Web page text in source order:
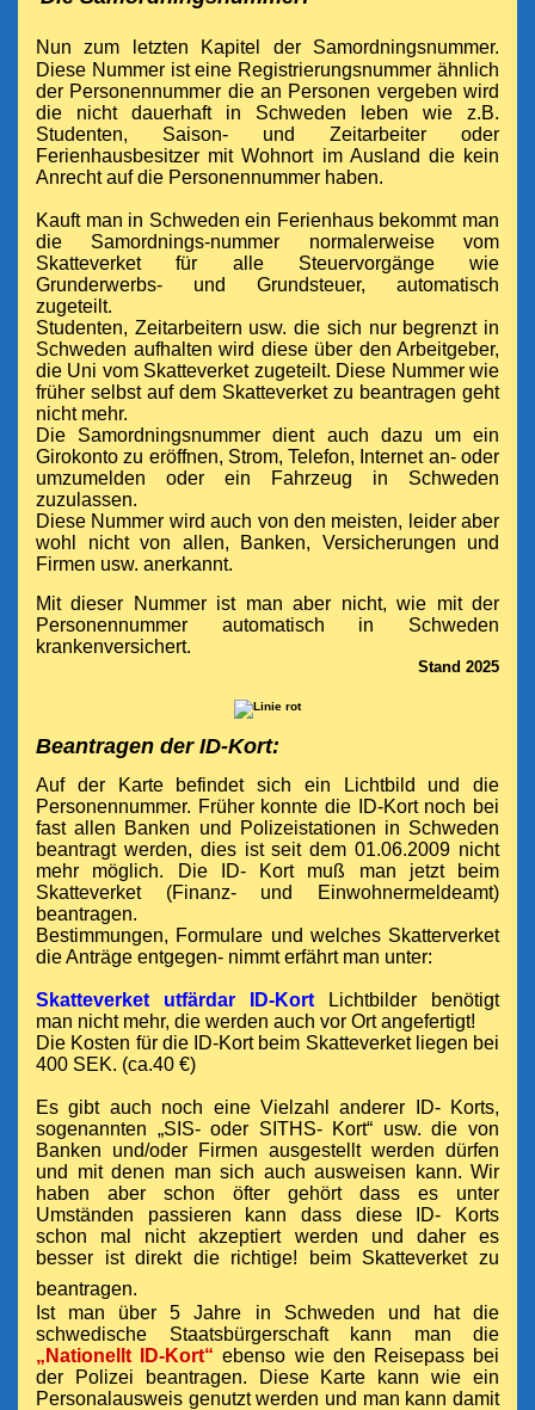
Nun zum letzten Kapitel der Samordningsnummer.
Diese Nummer ist eine Registrierungsnummer ähnlich
der Personennummer die an Personen vergeben wird
die nicht dauerhaft in Schweden leben wie z.B.
Studenten, Saison- und Zeitarbeiter oder
Ferienhausbesitzer mit Wohnort im Ausland die kein
Anrecht auf die Personennummer haben.
Kauft man in Schweden ein Ferienhaus bekommt man
die Samordnings-nummer normalerweise vom
Skatteverket für alle Steuervorgänge wie
Grunderwerbs- und Grundsteuer, automatisch
zugeteilt.
Studenten, Zeitarbeitern usw. die sich nur begrenzt in
Schweden aufhalten wird diese über den Arbeitgeber,
die Uni vom Skatteverket zugeteilt. Diese Nummer wie
früher selbst auf dem Skatteverket zu beantragen geht
nicht mehr.
Die Samordningsnummer dient auch dazu um ein
Girokonto zu eröffnen, Strom, Telefon, Internet an- oder
umzumelden oder ein Fahrzeug in Schweden
zuzulassen.
Diese Nummer wird auch von den meisten, leider aber
wohl nicht von allen, Banken, Versicherungen und
Firmen usw. anerkannt.
Mit dieser Nummer ist man aber nicht, wie mit der
Personennummer automatisch in Schweden
krankenversichert.
Stand 2025
Beantragen der ID-Kort:
Auf der Karte befindet sich ein Lichtbild und die
Personennummer. Früher konnte die ID-Kort noch bei
fast allen Banken und Polizeistationen in Schweden
beantragt werden, dies ist seit dem 01.06.2009 nicht
mehr möglich. Die ID- Kort muß man jetzt beim
Skatteverket (Finanz- und Einwohnermeldeamt)
beantragen.
Bestimmungen, Formulare und welches Skatterverket
die Anträge entgegen- nimmt erfährt man unter:
Skatteverket utfärdar ID-Kort Lichtbilder benötigt
man nicht mehr, die werden auch vor Ort angefertigt!
Die Kosten für die ID-Kort beim Skatteverket liegen bei
400 SEK. (ca.40 €)
Es gibt auch noch eine Vielzahl anderer ID- Korts,
sogenannten „SIS- oder SITHS- Kort“ usw. die von
Banken und/oder Firmen ausgestellt werden dürfen
und mit denen man sich auch ausweisen kann. Wir
haben aber schon öfter gehört dass es unter
Umständen passieren kann dass diese ID- Korts
schon mal nicht akzeptiert werden und daher es
besser ist direkt die richtige! beim Skatteverket zu
beantragen.
Ist man über 5 Jahre in Schweden und hat die
schwedische Staatsbürgerschaft kann man die
„ Nationellt ID-Kort“ ebenso wie den Reisepass bei
der Polizei beantragen. Diese Karte kann wie ein
Personalausweis genutzt werden und man kann damit